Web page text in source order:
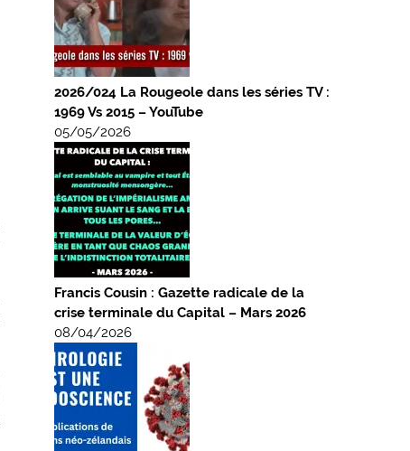
2026/024 La Rougeole dans les séries TV :
1969 Vs 2015 – YouTube
05/05/2026
Francis Cousin : Gazette radicale de la
crise terminale du Capital – Mars 2026
08/04/2026